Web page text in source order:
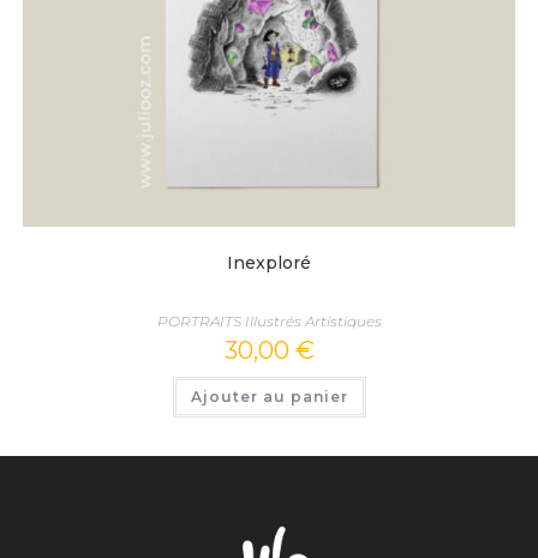
Inexploré
PORTRAITS Illustrés Artistiques
30,00 €
Ajouter au panier